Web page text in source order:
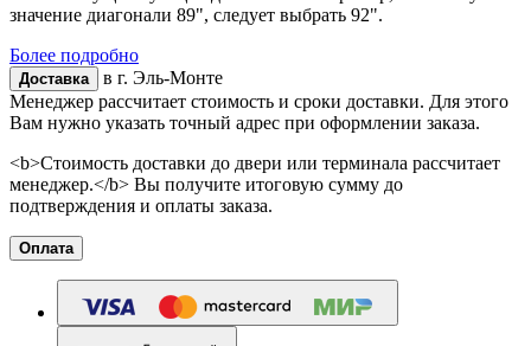
значение диагонали 89", следует выбрать 92".
Более подробно
Доставка в г. Эль-Монте
Менеджер рассчитает стоимость и сроки доставки. Для этого
Вам нужно указать точный адрес при оформлении заказа.
<b>Стоимость доставки до двери или терминала рассчитает
менеджер.</b> Вы получите итоговую сумму до
подтверждения и оплаты заказа.
Оплата